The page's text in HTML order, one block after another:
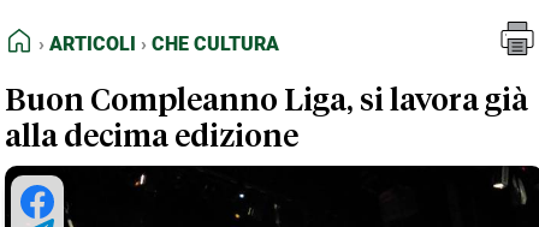
FEED RSS
NORMATIVE DEONTOLOGICHE
TERMINI e CONDIZIONI
Articoli
Che Cultura
HOME
ARTICOLI CHE CULTURA
Buon Compleanno Liga, si lavora già
alla decima edizione